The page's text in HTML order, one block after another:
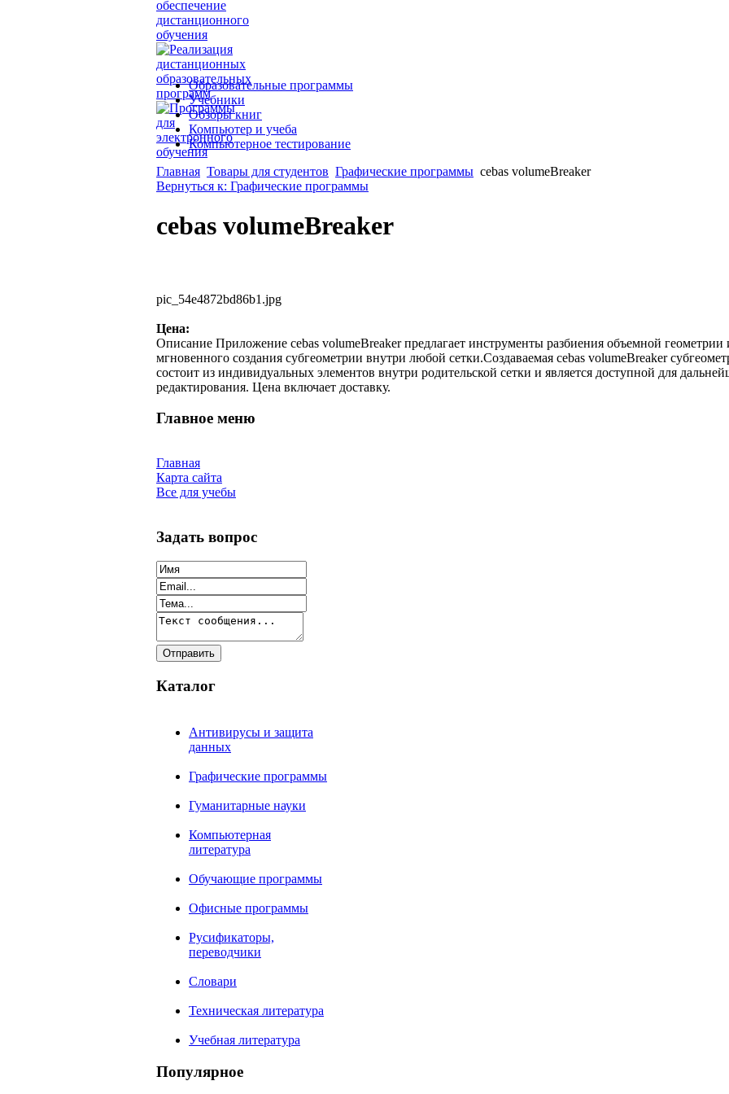
Образовательные программы
Учебники
Обзоры книг
Компьютер и учеба
Компьютерное тестирование
Главная Товары для студентов Графические программы cebas volumeBreaker
Вернуться к: Графические программы
cebas volumeBreaker
pic_54e4872bd86b1.jpg
Цена:
Описание Приложение cebas volumeBreaker предлагает инструменты разбиения объемной геометрии
мгновенного создания субгеометрии внутри любой сетки.Создаваемая cebas volumeBreaker
состоит из индивидуальных элементов внутри родительской сетки и является доступной для
редактирования. Цена включает доставку.
Главное меню
Главная
Карта сайта
Все для учебы
Задать вопрос
Каталог
Антивирусы и защита
данных
Графические программы
Гуманитарные науки
Компьютерная
литература
Обучающие программы
Офисные программы
Русификаторы,
переводчики
Словари
Техническая литература
Учебная литература
Популярное